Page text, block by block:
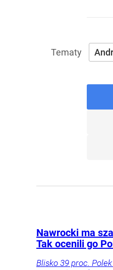
Nawrocki ma
Tak ocenili go
Blisko 39 proc.